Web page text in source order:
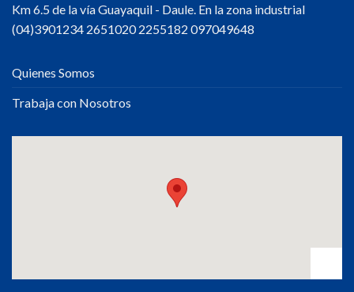
Km 6.5 de la vía Guayaquil - Daule. En la zona industrial
(04)3901234 2651020 2255182 097049648
Quienes Somos
Trabaja con Nosotros